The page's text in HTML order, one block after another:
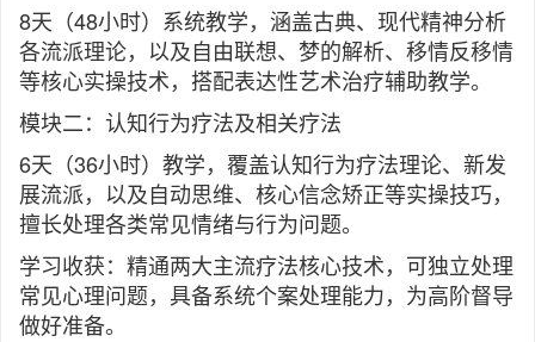
8天（48小时）系统教学，涵盖古典、现代精神分析
各流派理论，以及自由联想、梦的解析、移情反移情
等核心实操技术，搭配表达性艺术治疗辅助教学。
模块二：认知行为疗法及相关疗法
6天（36小时）教学，覆盖认知行为疗法理论、新发
展流派，以及自动思维、核心信念矫正等实操技巧，
擅长处理各类常见情绪与行为问题。
学习收获：精通两大主流疗法核心技术，可独立处理
常见心理问题，具备系统个案处理能力，为高阶督导
做好准备。